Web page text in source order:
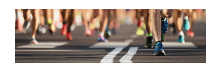
kinésiologie
la
nutrition